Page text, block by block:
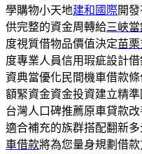
學購物小天地建和國際開
供完整的資金周轉給三峽
度視質借物品價值決定苗
度專業人員信用瑕疵設計借
資典當優化民間機車借款
額緊資金資金投資建立精
台灣人口碑推薦原車貸款
適合補充的族群搭配翻新
車借款將為您量身規劃借